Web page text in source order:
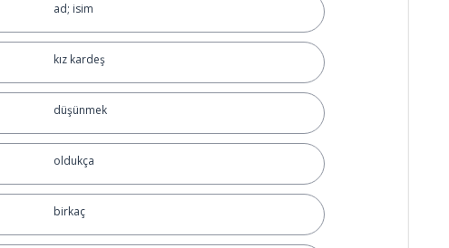
ad; isim
kız kardeş
düşünmek
oldukça
birkaç